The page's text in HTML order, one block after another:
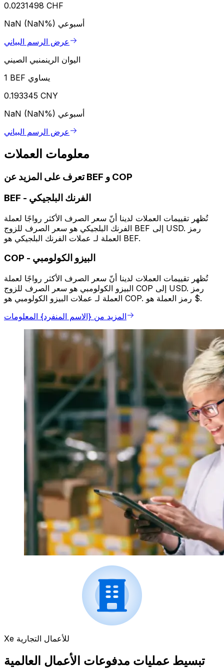
0.0231498 CHF
NaN (NaN%) أسبوعي
عرض الرسم البياني
اليوان الرينمنبي الصيني
1 BEF يساوي
0.193345 CNY
NaN (NaN%) أسبوعي
عرض الرسم البياني
معلومات العملات
تعرف على المزيد عن BEF و COP
BEF - الفرنك البلجيكي
تُظهر تقييمات العملات لدينا أنّ سعر الصرف الأكثر رواجًا لعملة
الفرنك البلجيكي هو سعر الصرف للزوج BEF إلى USD. رمز
العملة لـ عملات الفرنك البلجيكي هو BEF.
COP - البيزو الكولومبي
تُظهر تقييمات العملات لدينا أنّ سعر الصرف الأكثر رواجًا لعملة
البيزو الكولومبي هو سعر الصرف للزوج COP إلى USD. رمز
العملة لـ عملات البيزو الكولومبي هو COP. رمز العملة هو $.
المزيد من {الاسم المنفرد} المعلومات
Xe للأعمال التجارية
تبسيط عمليات مدفوعات الأعمال العالمية